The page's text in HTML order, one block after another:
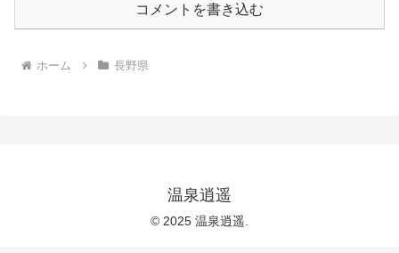
コメントを書き込む
ホーム 長野県
温泉逍遥
© 2025 温泉逍遥.